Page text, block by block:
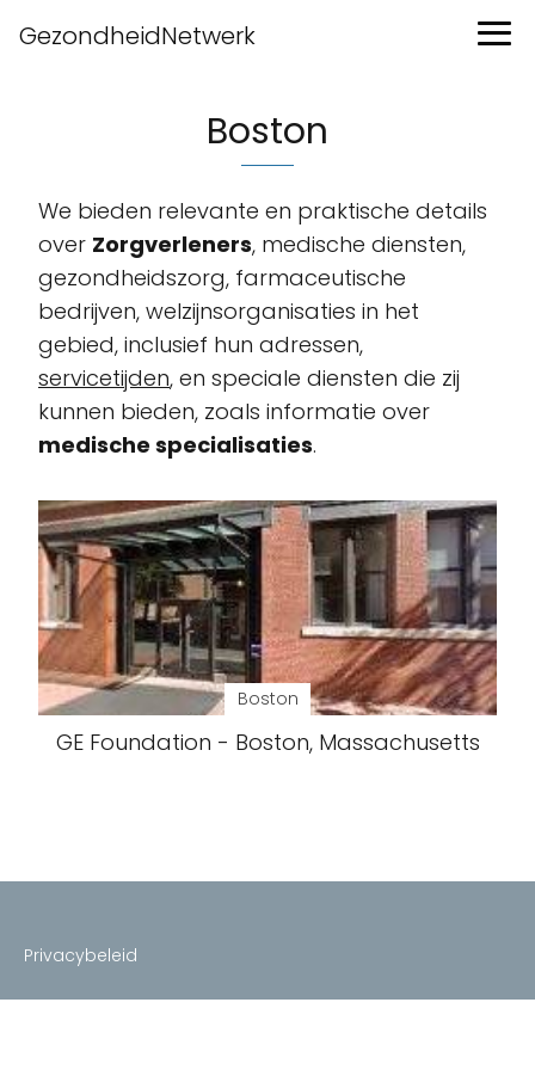
GezondheidNetwerk
Boston
We bieden relevante en praktische details
over Zorgverleners, medische diensten,
gezondheidszorg, farmaceutische
bedrijven, welzijnsorganisaties in het
gebied, inclusief hun adressen,
servicetijden, en speciale diensten die zij
kunnen bieden, zoals informatie over
medische specialisaties.
Boston
GE Foundation - Boston, Massachusetts
Privacybeleid